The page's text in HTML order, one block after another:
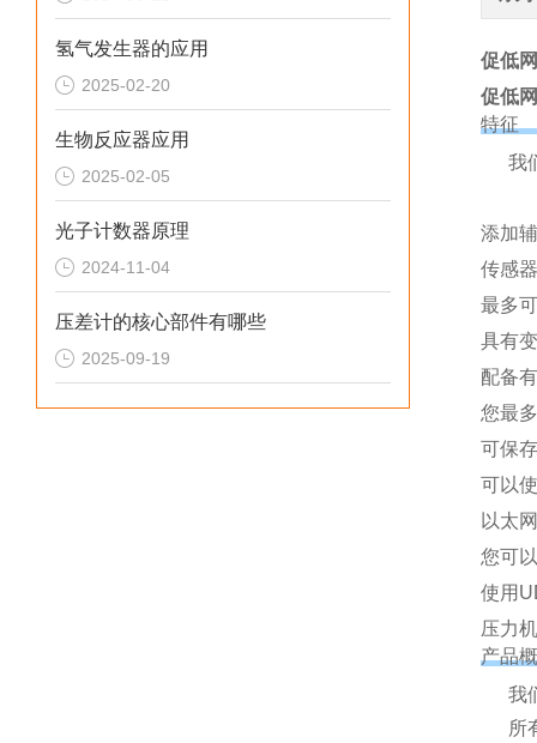
氢气发生器的应用
2025-02-20
生物反应器应用
2025-02-05
光子计数器原理
2024-11-04
压差计的核心部件有哪些
2025-09-19
促低
促低
特征
我
添加
传感
最多
具有
配备
您最
可保
可以
以太
您可
使用
压力
产品
我
所